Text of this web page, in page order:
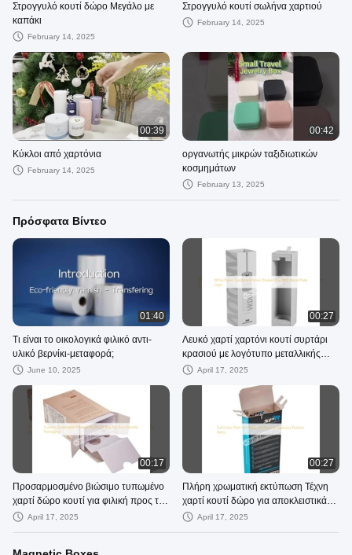
Στρογγυλό κουτί δώρο Μεγάλο με
καπάκι
February 14, 2025
Στρογγυλό κουτί σωλήνα χαρτιού
February 14, 2025
00:39
Κύκλοι από χαρτόνια
February 14, 2025
00:42
οργανωτής μικρών ταξιδιωτικών
κοσμημάτων
February 13, 2025
Πρόσφατα Βίντεο
01:40
Τι είναι το οικολογικά φιλικό αντι-
υλικό βερνίκι-μεταφορά;
June 10, 2025
00:27
Λευκό χαρτί χαρτόνι κουτί συρτάρι
κρασιού με λογότυπο μεταλλικής
πλάκαςApril 17, 2025
00:17
Προσαρμοσμένο βιώσιμο τυπωμένο
χαρτί δώρο κουτί για φιλική προς το
περιβάλλον συσκευασία
April 17, 2025
00:27
Πλήρη χρωματική εκτύπωση Τέχνη
χαρτί κουτί δώρο για αποκλειστικά
είδη μόδας
April 17, 2025